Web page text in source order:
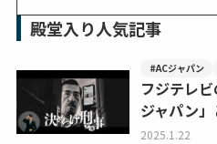
殿堂入り人気記事
#ACジャパン
フジテレ
ジャパン
2025.1.22